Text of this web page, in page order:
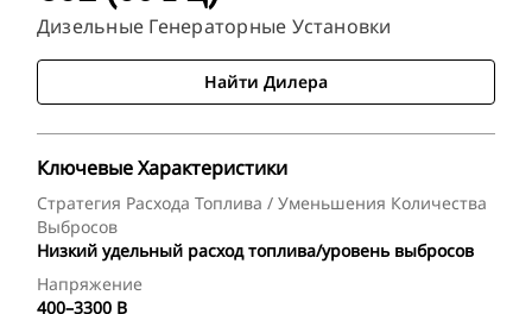
Дизельные Генераторные Установки
Найти Дилера
Ключевые Характеристики
Стратегия Расхода Топлива / Уменьшения Количества
Выбросов
Низкий удельный расход топлива/уровень выбросов
Напряжение
400–3300 В